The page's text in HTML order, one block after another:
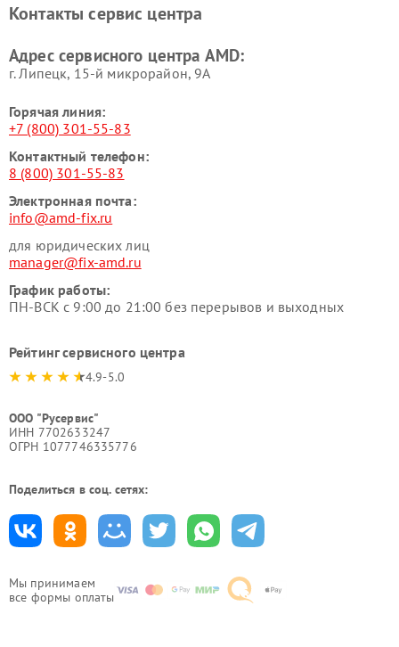
Мы принимаем
все формы оплаты
Контакты сервис центра
Адрес сервисного центра AMD:
г. Липецк, 15-й микрорайон, 9А
Горячая линия:
+7 (800) 301-55-83
Контактный телефон:
8 (800) 301-55-83
Электронная почта:
info@amd-fix.ru
для юридических лиц
manager@fix-amd.ru
График работы:
ПН-ВСК с 9:00 до 21:00 без перерывов и выходных
Рейтинг сервисного центра
4.9-5.0
ООО "Русервис"
ИНН 7702633247
ОГРН 1077746335776
Поделиться в соц. сетях: